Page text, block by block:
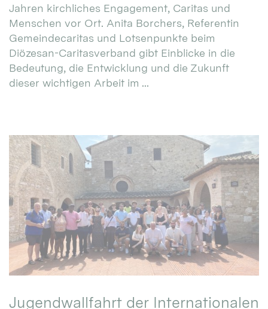
Jahren kirchliches Engagement, Caritas und
Menschen vor Ort. Anita Borchers, Referentin
Gemeindecaritas und Lotsenpunkte beim
Diözesan-Caritasverband gibt Einblicke in die
Bedeutung, die Entwicklung und die Zukunft
dieser wichtigen Arbeit im ...
Jugendwallfahrt der Internationalen